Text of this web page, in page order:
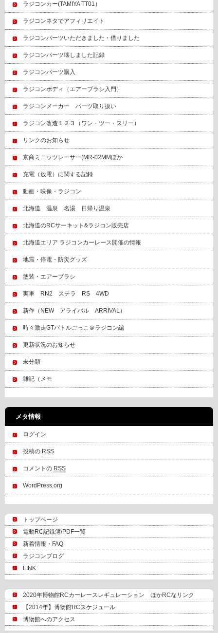
ラジコンカー(TAMIYA TT01）
ラジコンネタでアフィリエイト
ラジコンパーツいただきました・借りました
ラジコンパーツ壊しました記録
ラジコンパーツ購入
ラジコンボディ（エアーブラシ入門）
ラジコンメーカー パーツ取り扱い
ラジコン改造１２３（ワン・ツー・スリー）
リンクのお知らせ
京商ミニッツレーサー(MR-02MMほか
充電（放電）に関する記録
動画・映像・ラジコン
北海道 温泉 名湯 日帰り温泉
北海道のRCサーキット&ラジコン販売店
北海道エリア ラジコンカーレース開催の情報
地震・停電・防災グッズ
塗装・エアーブラシ
実車 RN2 ステラ RS 4WD
新作（NEW アライバル ARRIVAL）
時々激走GTバトルごっこ＠ラジコン編
更新状況のお知らせ
未分類
雑記（メモ
メタ情報
ログイン
投稿の RSS
コメントの RSS
WordPress.org
トップページ
電動RC記録簿/PDF一覧
新着情報・FAQ
ラジコンブログ
LINK
2020年博物館RCカーレースレギュレーション ほかRCなリンク
【2014年】博物館RCスケジュール
博物館へのアクセス